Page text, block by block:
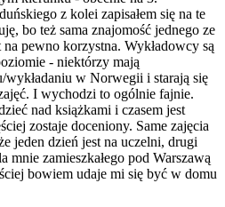
z kolei zapisałem się na te
bo też sama znajomość jednego ze
pewno korzystna. Wykładowcy są
- niektórzy mają
w Norwegii i starają się
I wychodzi to ogólnie fajnie.
nad książkami i czasem jest
zostaje doceniony. Same zajęcia
jeden dzień jest na uczelni, drugi
mnie zamieszkałego pod Warszawą
bowiem udaje mi się być w domu